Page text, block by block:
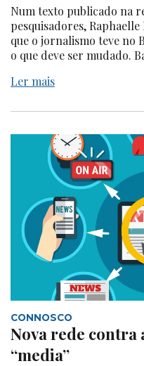
Num texto publicado na
pesquisadores,
que o jornalismo teve no
o que deve ser mudado.
Ler mais
CONNOSCO
Nova rede contra
“media”